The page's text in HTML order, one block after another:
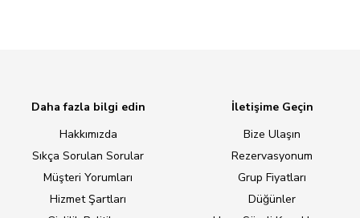
Daha fazla bilgi edin
Hakkımızda
Sıkça Sorulan Sorular
Müşteri Yorumları
Hizmet Şartları
İletişime Geçin
Bize Ulaşın
Rezervasyonum
Grup Fiyatları
Düğünler